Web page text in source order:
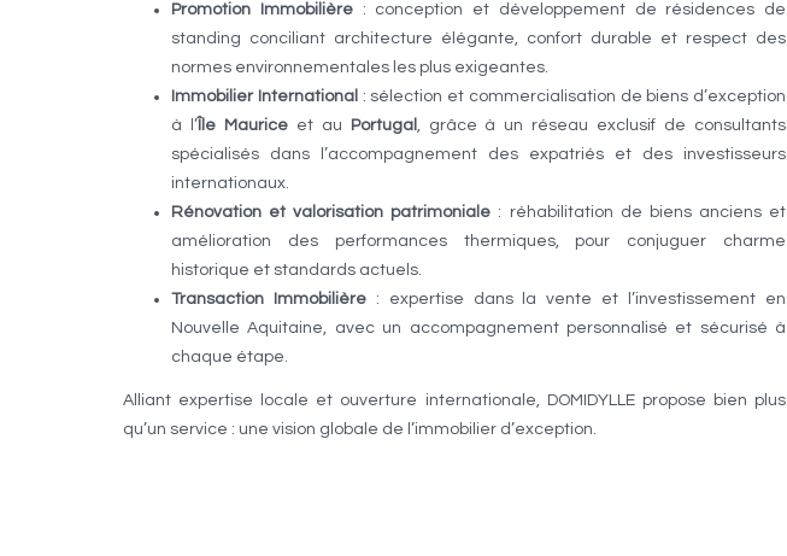
Promotion Immobilière: conception et développement de résidences de
standing conciliant architecture élégante, confort durable et respect des
normes environnementales les plus exigeantes.
Immobilier International : sélection et commercialisation de biens d’exception
à l’ Île Mauriceet au Portugal , grâce à un réseau exclusif de consultants
spécialisés dans l’accompagnement des expatriés et des investisseurs
internationaux.
Rénovation et valorisation patrimoniale : réhabilitation de biens anciens et
amélioration des performances thermiques, pour conjuguer charme
historique et standards actuels.
Transaction Immobilière: expertise dans la vente et l’investissement en
Nouvelle Aquitaine, avec un accompagnement personnalisé et sécurisé à
chaque étape.
Alliant expertise locale et ouverture internationale, DOMIDYLLE propose bien plus
qu’un service : une vision globale de l’immobilier d’exception.